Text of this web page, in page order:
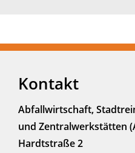
Kontakt
Abfallwirtschaft,
und Zentralwerkstätten
Hardtstraße 2